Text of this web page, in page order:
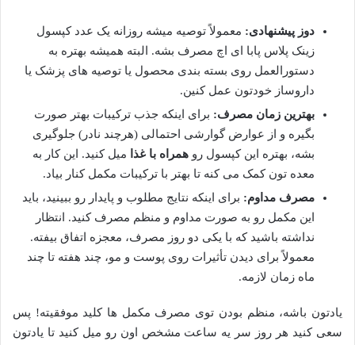
دوز پیشنهادی: معمولاً توصیه میشه روزانه یک عدد کپسول
زینک پلاس پابا ای اچ مصرف بشه. البته همیشه بهتره به
دستورالعمل روی بسته بندی محصول یا توصیه های پزشک یا
داروساز خودتون عمل کنین.
بهترین زمان مصرف: برای اینکه جذب ترکیبات بهتر صورت
بگیره و از عوارض گوارشی احتمالی (هرچند نادر) جلوگیری
بشه، بهتره این کپسول رو همراه با غذا
میل کنید. این کار به
معده تون کمک می کنه تا بهتر با ترکیبات مکمل کنار بیاد.
مصرف مداوم: برای اینکه نتایج مطلوب و پایدار رو ببینید، باید
این مکمل رو به صورت مداوم و منظم مصرف کنید. انتظار
نداشته باشید که با یکی دو روز مصرف، معجزه اتفاق بیفته.
معمولاً برای دیدن تأثیرات روی پوست و مو، چند هفته تا چند
ماه زمان لازمه.
یادتون باشه، منظم بودن توی مصرف مکمل ها کلید موفقیته! پس
سعی کنید هر روز سر یه ساعت مشخص اون رو میل کنید تا یادتون